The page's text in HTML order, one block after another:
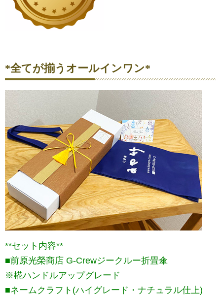
*全てが揃うオールインワン*
**セット内容**
■前原光榮商店 G-Crewジークルー折畳傘
※椛ハンドルアップグレード
■ネームクラフト(ハイグレード・ナチュラル仕上)